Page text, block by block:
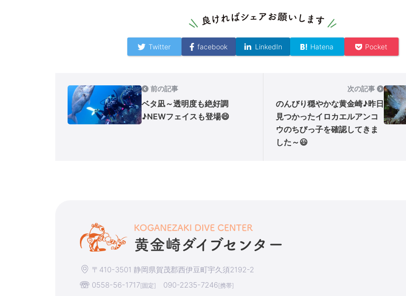
Twitter facebook LinkedIn Hatena Pocket
前の記事
ベタ凪～透明度も絶好調
♪NEWフェイスも登場😄
次の記事
のんびり穏やかな黄金崎♪昨日
見つかったイロカエルアンコ
ウのちびっ子を確認してきま
した～😃
〒410-3501 静岡県賀茂郡西伊豆町宇久須2192-2
0558-56-1717[固定] 090-2235-7246[携帯]